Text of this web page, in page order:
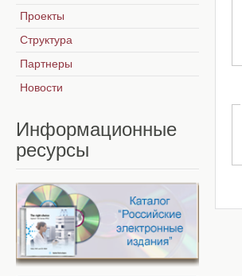
Проекты
Структура
Партнеры
Новости
Информационные
ресурсы